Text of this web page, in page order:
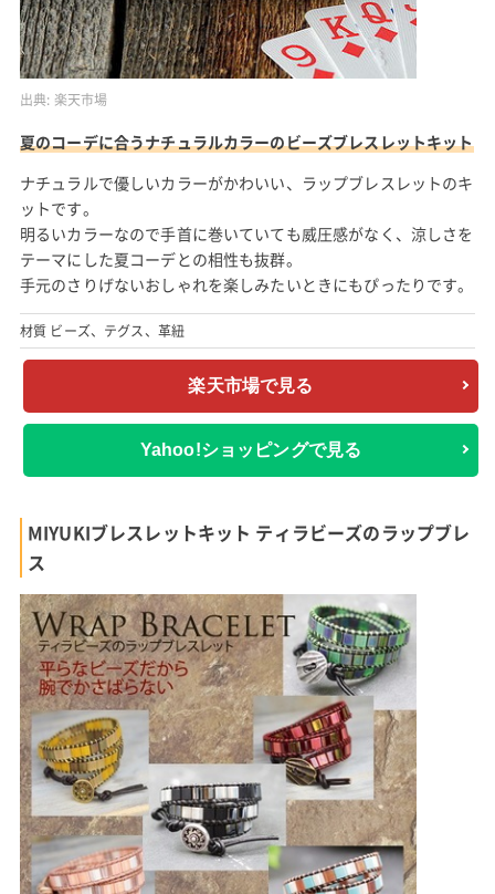
出典: 楽天市場
夏のコーデに合うナチュラルカラーのビーズブレスレットキット
ナチュラルで優しいカラーがかわいい、ラップブレスレットのキ
ットです。
明るいカラーなので手首に巻いていても威圧感がなく、涼しさを
テーマにした夏コーデとの相性も抜群。
手元のさりげないおしゃれを楽しみたいときにもぴったりです。
材質 ビーズ、テグス、革紐
楽天市場で見る
Yahoo!ショッピングで見る
MIYUKIブレスレットキット ティラビーズのラップブレ
ス